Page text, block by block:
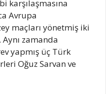
karşılaşmasına
Avrupa
maçları yönetmiş iki
zamanda
yapmış üç Türk
Oğuz Sarvan ve